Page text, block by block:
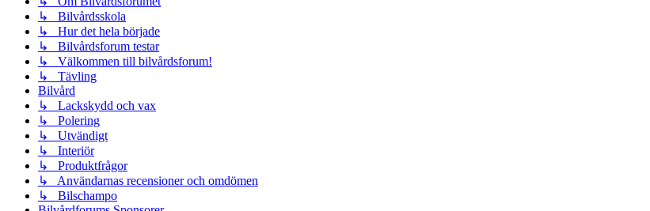
↳ Bilvårdsskola
↳ Hur det hela började
↳ Bilvårdsforum testar
↳ Välkommen till bilvårdsforum!
↳ Tävling
Bilvård
↳ Lackskydd och vax
↳ Polering
↳ Utvändigt
↳ Interiör
↳ Produktfrågor
↳ Användarnas recensioner och omdömen
↳ Bilschampo